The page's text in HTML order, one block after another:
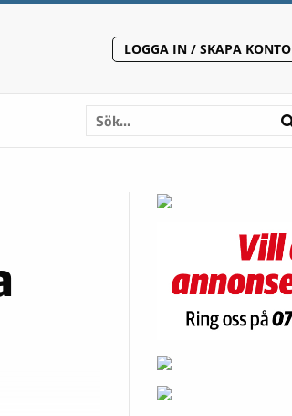
LOGGA IN / SKAPA KONTO